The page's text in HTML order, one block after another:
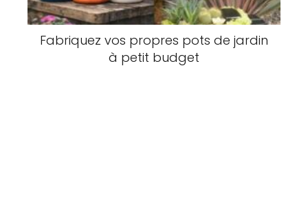
Fabriquez vos propres pots de jardin
à petit budget